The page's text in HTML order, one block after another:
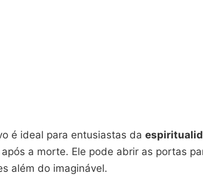
é ideal para entusiastas da
a morte. Ele pode abrir as portas
além do imaginável.